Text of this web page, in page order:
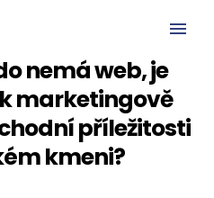
nemá web, je
marketingově
příležitosti
kmeni?